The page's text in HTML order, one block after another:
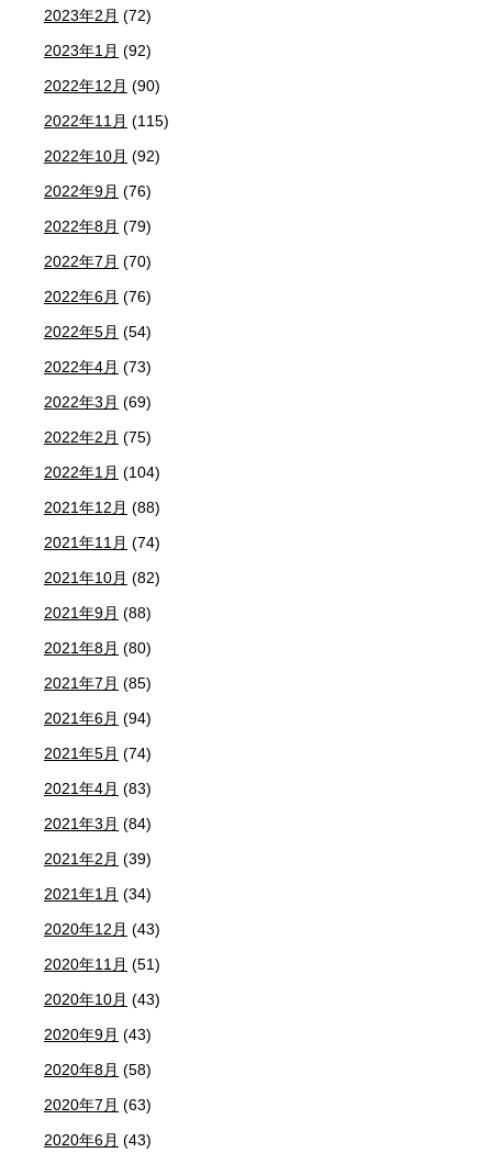
2023年2月 (72)
2023年1月 (92)
2022年12月 (90)
2022年11月 (115)
2022年10月 (92)
2022年9月 (76)
2022年8月 (79)
2022年7月 (70)
2022年6月 (76)
2022年5月 (54)
2022年4月 (73)
2022年3月 (69)
2022年2月 (75)
2022年1月 (104)
2021年12月 (88)
2021年11月 (74)
2021年10月 (82)
2021年9月 (88)
2021年8月 (80)
2021年7月 (85)
2021年6月 (94)
2021年5月 (74)
2021年4月 (83)
2021年3月 (84)
2021年2月 (39)
2021年1月 (34)
2020年12月 (43)
2020年11月 (51)
2020年10月 (43)
2020年9月 (43)
2020年8月 (58)
2020年7月 (63)
2020年6月 (43)